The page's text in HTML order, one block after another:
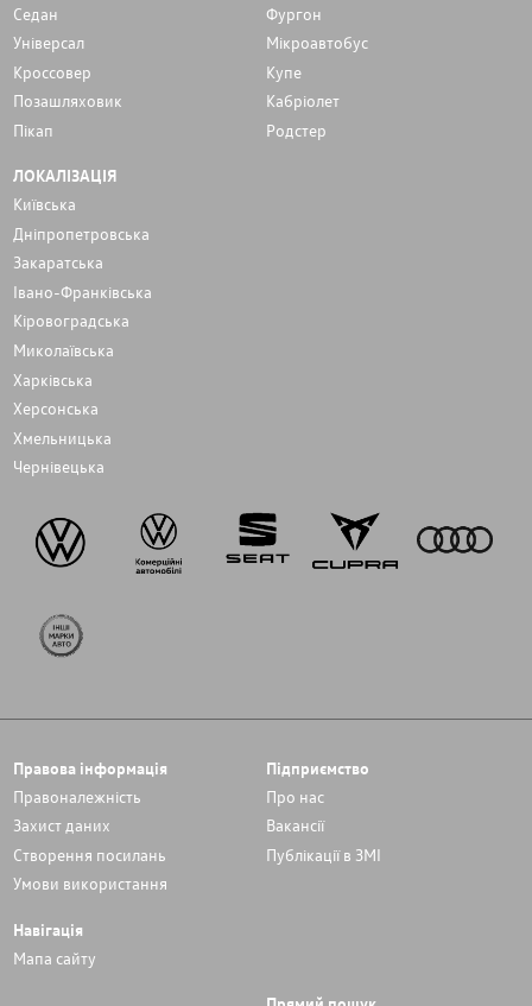
Седан
Фургон
Унiверсал
Мікроавтобус
Кроссовер
Купе
Позашляховик
Кабріолет
Пікап
Родстер
ЛОКАЛІЗАЦІЯ
Київська
Дніпропетровська
Закаратська
Івано-Франківська
Кіровоградська
Миколаївська
Харківська
Херсонська
Хмельницька
Чернівецька
Правова інформація
Правоналежність
Захист даних
Cтворення посилань
Умови використання
Підприємство
Про нас
Вакансії
Публікації в ЗМІ
Навігація
Мапа сайту